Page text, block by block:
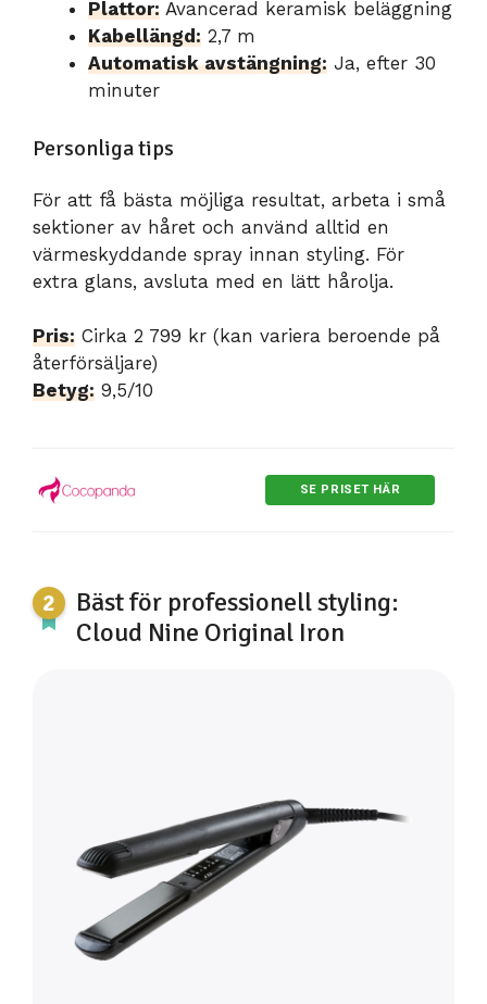
Plattor: Avancerad keramisk beläggning
Kabellängd: 2,7 m
Automatisk avstängning: Ja, efter 30
minuter
Personliga tips
För att få bästa möjliga resultat, arbeta i små
sektioner av håret och använd alltid en
värmeskyddande spray innan styling. För
extra glans, avsluta med en lätt hårolja.
Pris: Cirka 2 799 kr (kan variera beroende på
återförsäljare)
Betyg: 9,5/10
SE PRISET HÄR
Bäst för professionell styling:
Cloud Nine Original Iron